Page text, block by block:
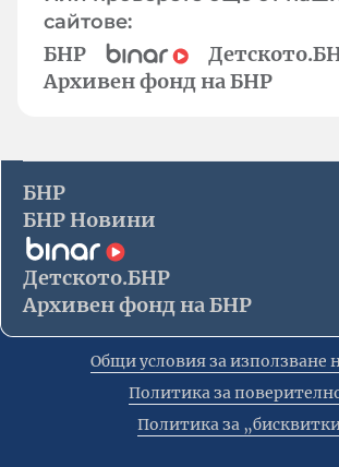
сайтове:
БНР
Архивен фонд на БНР
БНР
БНР Новини
Детското.БНР
Архивен фонд на БНР
Общи условия за използване
Политика за
Политика за